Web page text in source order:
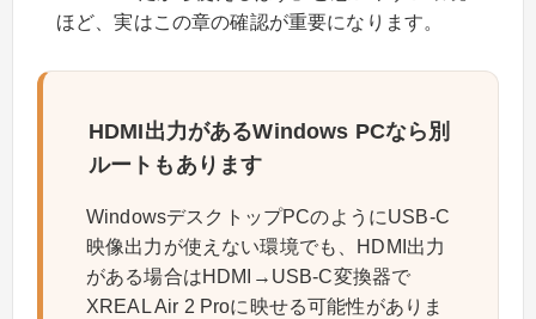
ほど、実はこの章の確認が重要になります。
HDMI出力があるWindows PCなら別
ルートもあります
WindowsデスクトップPCのようにUSB-C
映像出力が使えない環境でも、HDMI出力
がある場合はHDMI→USB-C変換器で
XREAL Air 2 Proに映せる可能性がありま